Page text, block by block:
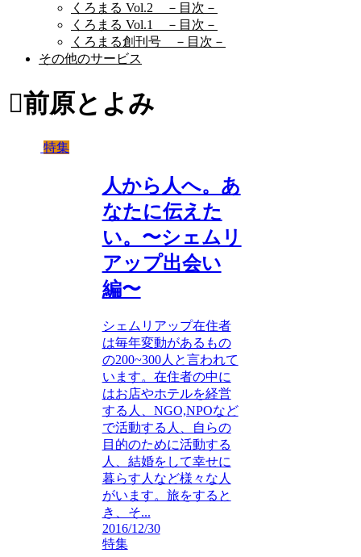
くろまる Vol.2 －目次－
くろまる Vol.1 －目次－
くろまる創刊号 －目次－
その他のサービス
前原とよみ
特集
人から人へ。あ
なたに伝えた
い。〜シェムリ
アップ出会い
編〜
シェムリアップ在住者
は毎年変動があるもの
の200~300人と言われて
います。在住者の中に
はお店やホテルを経営
する人、NGO,NPOなど
で活動する人、自らの
目的のために活動する
人、結婚をして幸せに
暮らす人など様々な人
がいます。旅をすると
き、そ...
2016/12/30
特集